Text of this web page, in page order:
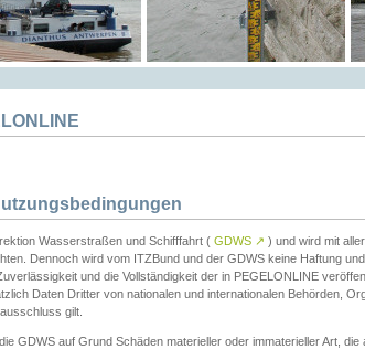
Wasserstraßen und Schifffahrt ( GDWS ↗ ) und wird mit
Dennoch wird vom ITZBund und der GDWS keine Haftung
und die Vollständigkeit der in PEGELONLINE
Daten Dritter von nationalen und internationalen Behörden,
gilt.
GDWS auf Grund Schäden materieller oder immaterieller Art, die